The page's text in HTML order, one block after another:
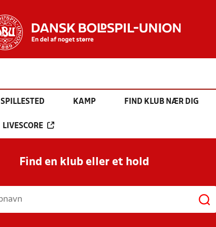
SPILLESTED KAMP FIND KLUB NÆR DIG
LIVESCORE
Find en klub eller et hold